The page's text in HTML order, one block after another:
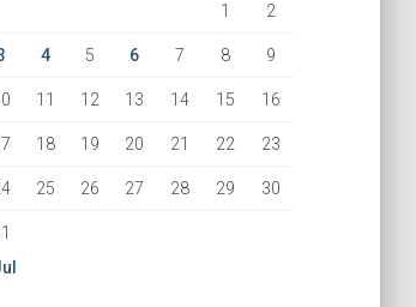
1 2
4 5 6 7 8 9
11 12 13 14 15 16
18 19 20 21 22 23
25 26 27 28 29 30